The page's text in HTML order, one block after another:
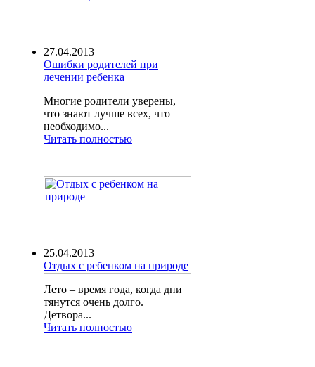
27.04.2013
Ошибки родителей при
лечении ребенка
Многие родители уверены,
что знают лучше всех, что
необходимо...
Читать полностью
25.04.2013
Отдых с ребенком на природе
Лето – время года, когда дни
тянутся очень долго.
Детвора...
Читать полностью